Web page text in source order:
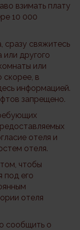
взимать плату
10 000
свяжитесь
другого
или
в
информацией.
запрещено.
отеля и
отеля.
чтобы
под его
отеля
сообщить о